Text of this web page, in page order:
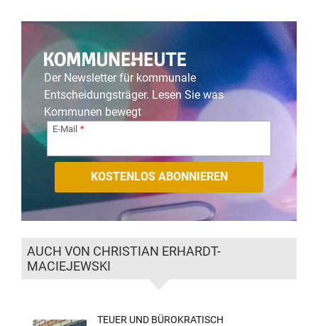
Der Newsletter für kommunale
Entscheidungsträger. Lesen Sie was
Kommunen bewegt
E-Mail
AUCH VON CHRISTIAN ERHARDT-
MACIEJEWSKI
TEUER UND BÜROKRATISCH